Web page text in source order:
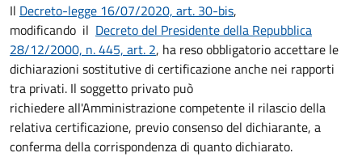
Il Decreto-legge 16/07/2020, art. 30-bis,
modificando il Decreto del Presidente della Repubblica
28/12/2000, n. 445, art. 2, ha reso obbligatorio accettare le
dichiarazioni sostitutive di certificazione anche nei rapporti
tra privati. Il soggetto privato può
richiedere all'Amministrazione competente il rilascio della
relativa certificazione, previo consenso del dichiarante, a
conferma della corrispondenza di quanto dichiarato.